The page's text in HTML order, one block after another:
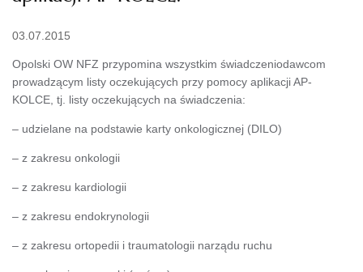
03.07.2015
Opolski OW NFZ przypomina wszystkim świadczeniodawcom
prowadzącym listy oczekujących przy pomocy aplikacji AP-
KOLCE, tj. listy oczekujących na świadczenia:
– udzielane na podstawie karty onkologicznej (DILO)
– z zakresu onkologii
– z zakresu kardiologii
– z zakresu endokrynologii
– z zakresu ortopedii i traumatologii narządu ruchu